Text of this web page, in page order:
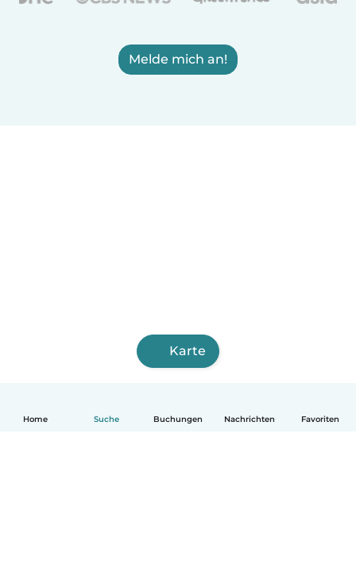
Home Suche Buchungen Nachrichten Favoriten
Melde mich an!
Karte